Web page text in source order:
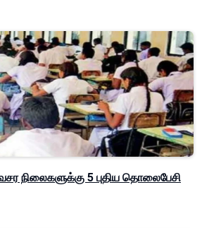
நிலைகளுக்கு 5 புதிய தொலைபேசி